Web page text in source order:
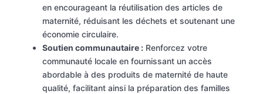
en encourageant la réutilisation des articles de
maternité, réduisant les déchets et soutenant une
économie circulaire.
Soutien communautaire : Renforcez votre
communauté locale en fournissant un accès
abordable à des produits de maternité de haute
qualité, facilitant ainsi la préparation des familles